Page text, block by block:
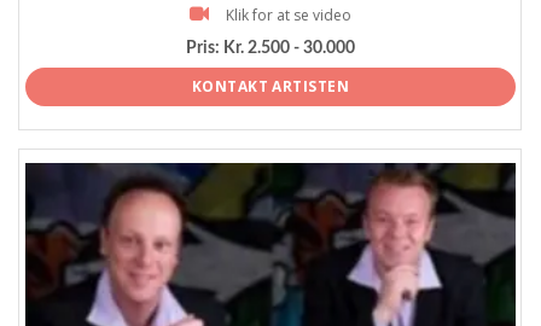
Klik for at se video
Pris: Kr. 2.500 - 30.000
KONTAKT ARTISTEN